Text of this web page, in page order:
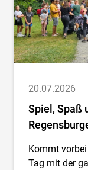
20.07.2026
Spiel, Spaß
Kommt
Tag mit der